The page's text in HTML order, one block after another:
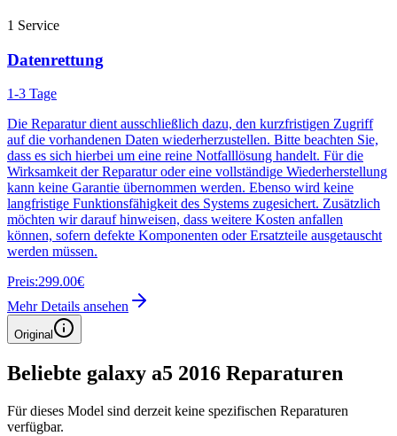
1 Service
Datenrettung
1-3 Tage
Die Reparatur dient ausschließlich dazu, den kurzfristigen Zugriff
auf die vorhandenen Daten wiederherzustellen. Bitte beachten Sie,
dass es sich hierbei um eine reine Notfalllösung handelt. Für die
Wirksamkeit der Reparatur oder eine vollständige Wiederherstellung
kann keine Garantie übernommen werden. Ebenso wird keine
langfristige Funktionsfähigkeit des Systems zugesichert. Zusätzlich
möchten wir darauf hinweisen, dass weitere Kosten anfallen
können, sofern defekte Komponenten oder Ersatzteile ausgetauscht
werden müssen.
Preis:299.00€
Mehr Details ansehen
Original
Beliebte galaxy a5 2016 Reparaturen
Für dieses Model sind derzeit keine spezifischen Reparaturen
verfügbar.